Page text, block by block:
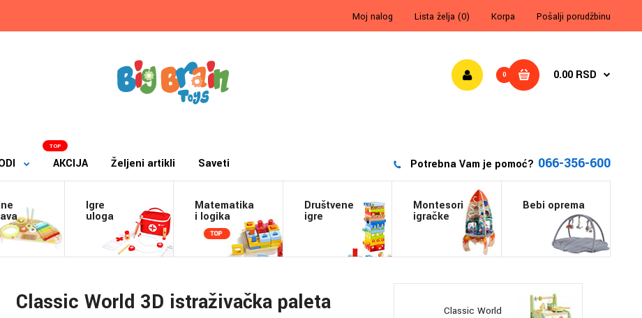
Moj nalog Lista želja (0) Korpa Pošalji porudžbinu
0 0.00 RSD
AKCIJA
TOP
Željeni artikli Saveti Potrebna Vam je pomoć? 066-356-600
Igre
uloga
Matematika
i logika
Društvene
igre
Montesori
igračke
Bebi oprema
Classic World 3D istraživačka paleta
Classic World